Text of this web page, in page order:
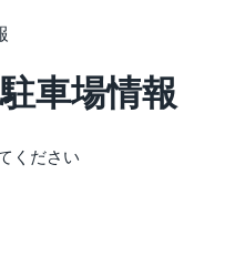
車場情報
ください